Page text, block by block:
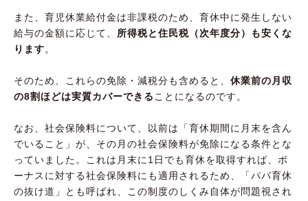
また、育児休業給付金は非課税のため、育休中に発生しない
給与の金額に応じて、 所得税と住民税（次年度分）も安くな
ります。
そのため、これらの免除・減税分も含めると、 休業前の月収
の8割ほどは実質カバーできることになるのです。
なお、社会保険料について、以前は「育休期間に月末を含ん
でいること」が、その月の社会保険料が免除になる条件とな
っていました。これは月末に1日でも育休を取得すれば、ボ
ーナスに対する社会保険料にも適用されるため、「パパ育休
の抜け道」とも呼ばれ、この制度のしくみ自体が問題視され